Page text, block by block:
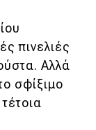
πινελιές
Αλλά
σφίξιμο